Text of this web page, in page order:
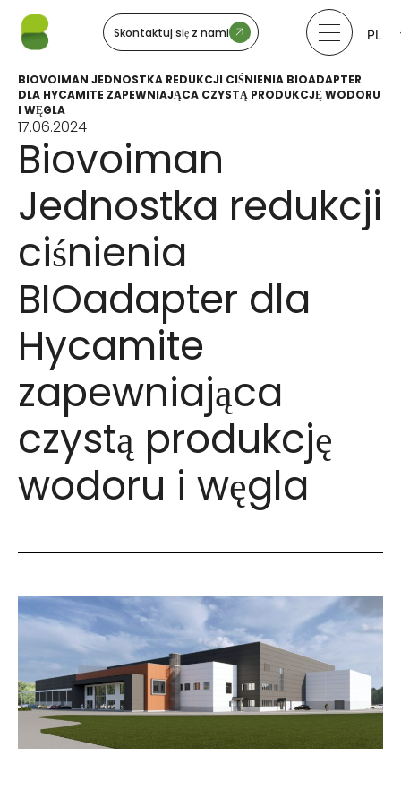
Skontaktuj się z nami
PL
EE
BIOVOIMAN JEDNOSTKA REDUKCJI CIŚNIENIA BIOADAPTER
DLA HYCAMITE ZAPEWNIAJĄCA CZYSTĄ PRODUKCJĘ WODORU
I WĘGLA
17.06.2024
Biovoiman
Jednostka redukcji
ciśnienia
BIOadapter dla
Hycamite
zapewniająca
czystą produkcję
wodoru i węgla